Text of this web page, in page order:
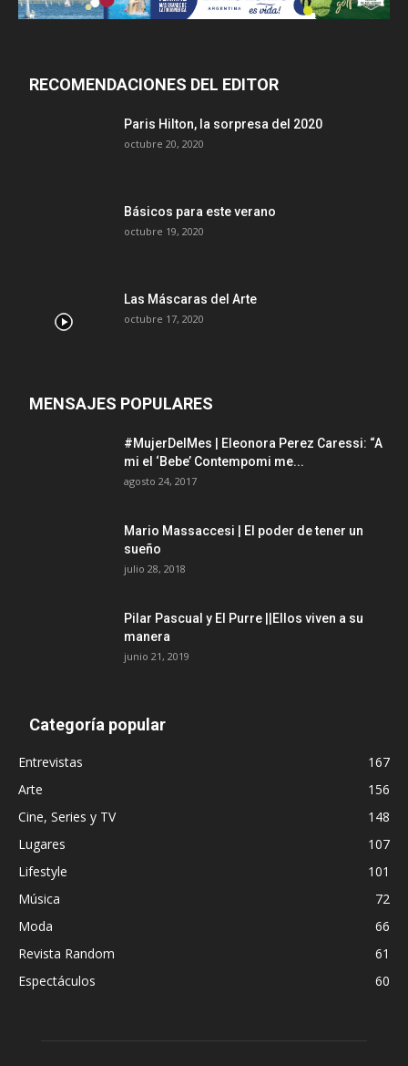
RECOMENDACIONES DEL EDITOR
Paris Hilton, la sorpresa del 2020
octubre 20, 2020
Básicos para este verano
octubre 19, 2020
Las Máscaras del Arte
octubre 17, 2020
MENSAJES POPULARES
#MujerDelMes | Eleonora Perez Caressi: “A
mi el ‘Bebe’ Contempomi me...
agosto 24, 2017
Mario Massaccesi | El poder de tener un
sueño
julio 28, 2018
Pilar Pascual y El Purre ||Ellos viven a su
manera
junio 21, 2019
Categoría popular
Entrevistas
167
Arte
156
Cine, Series y TV
148
Lugares
107
Lifestyle
101
Música
72
Moda
66
Revista Random
61
Espectáculos
60